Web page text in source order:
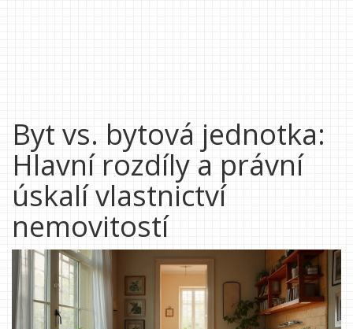
Byt vs. bytová jednotka:
Hlavní rozdíly a právní
úskalí vlastnictví
nemovitostí